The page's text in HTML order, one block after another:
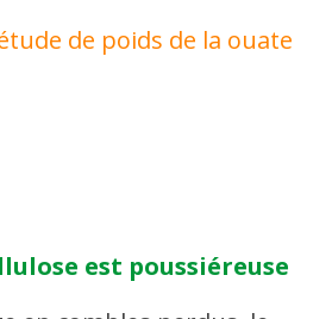
de poids de la ouate
est poussiéreuse